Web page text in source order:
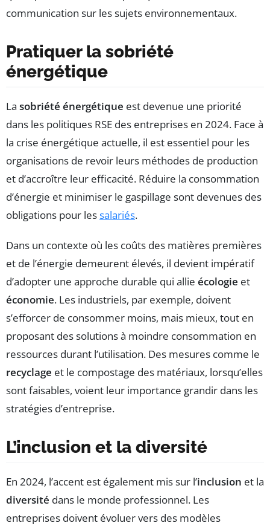
communication sur les sujets environnementaux.
Pratiquer la sobriété
énergétique
La sobriété énergétique est devenue une priorité
dans les politiques RSE des entreprises en 2024. Face à
la crise énergétique actuelle, il est essentiel pour les
organisations de revoir leurs méthodes de production
et d’accroître leur efficacité. Réduire la consommation
d’énergie et minimiser le gaspillage sont devenues des
obligations pour lessalariés.
Dans un contexte où les coûts des matières premières
et de l’énergie demeurent élevés, il devient impératif
d’adopter une approche durable qui allie écologie et
économie. Les industriels, par exemple, doivent
s’efforcer de consommer moins, mais mieux, tout en
proposant des solutions à moindre consommation en
ressources durant l’utilisation. Des mesures comme le
recyclage et le compostage des matériaux, lorsqu’elles
sont faisables, voient leur importance grandir dans les
stratégies d’entreprise.
L’inclusion et la diversité
En 2024, l’accent est également mis sur l’inclusion et la
diversité dans le monde professionnel. Les
entreprises doivent évoluer vers des modèles